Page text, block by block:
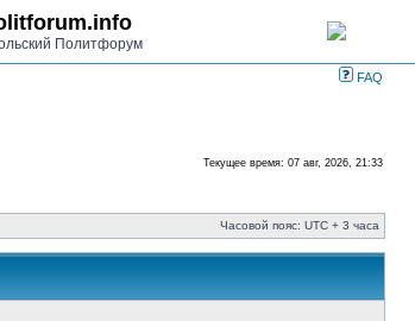
Политфорум
FAQ
Текущее время: 07 авг, 2026, 21:33
Часовой пояс: UTC + 3 часа